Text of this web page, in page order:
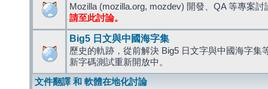
Mozilla (mozilla.org, mozdev) 開發、QA 等專案討
請至此討論。
Big5 日文與中國海字集
歷史的軌跡，從前解決 Big5 日文字與中國海字集
新字碼測試重新開放中。
文件翻譯 和 軟體在地化討論